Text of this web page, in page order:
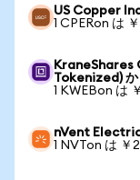
US Copper
1 CPERon は
KraneShares
Tokenized) か
1 KWEBon は
nVent
1 NVTon は ￥